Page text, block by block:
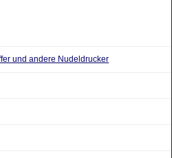
und andere Nudeldrucker